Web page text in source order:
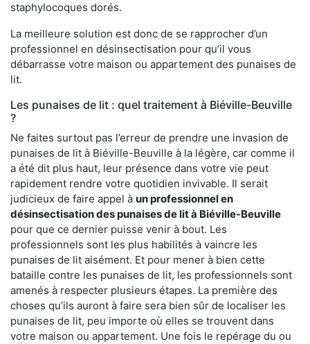
staphylocoques dorés.
La meilleure solution est donc de se rapprocher d’un
professionnel en désinsectisation pour qu’il vous
débarrasse votre maison ou appartement des punaises de
lit.
Les punaises de lit : quel traitement à Biéville-Beuville
?
Ne faites surtout pas l’erreur de prendre une invasion de
punaises de lit à Biéville-Beuville à la légère, car comme il
a été dit plus haut, leur présence dans votre vie peut
rapidement rendre votre quotidien invivable. Il serait
judicieux de faire appel à un professionnel en
désinsectisation des punaises de lit à Biéville-Beuville
pour que ce dernier puisse venir à bout. Les
professionnels sont les plus habilités à vaincre les
punaises de lit aisément. Et pour mener à bien cette
bataille contre les punaises de lit, les professionnels sont
amenés à respecter plusieurs étapes. La première des
choses qu’ils auront à faire sera bien sûr de localiser les
punaises de lit, peu importe où elles se trouvent dans
votre maison ou appartement. Une fois le repérage du ou